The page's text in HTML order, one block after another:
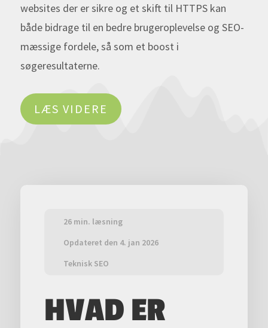
websites der er sikre og et skift til HTTPS kan
både bidrage til en bedre brugeroplevelse og SEO-
mæssige fordele, så som et boost i
søgeresultaterne.
LÆS VIDERE
26 min. læsning
Opdateret den 4. jan 2026
Teknisk SEO
HVAD ER